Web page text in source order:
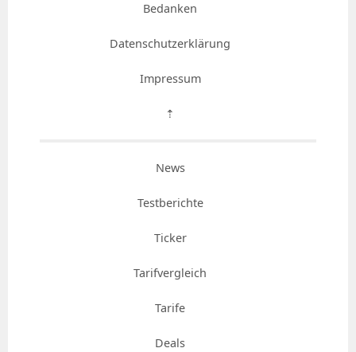
Bedanken
Datenschutzerklärung
Impressum
⇡
News
Testberichte
Ticker
Tarifvergleich
Tarife
Deals